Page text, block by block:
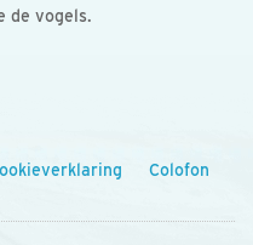
de vogels.
Colofon